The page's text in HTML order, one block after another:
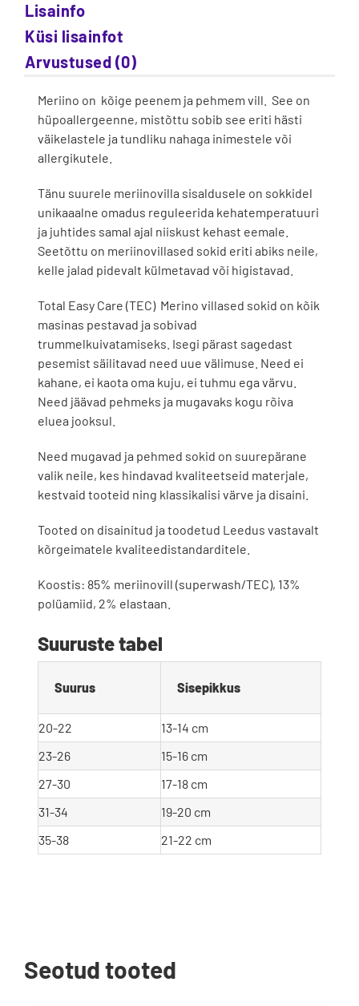
Lisainfo
Küsi lisainfot
Arvustused (0)
Meriino on kõige peenem ja pehmem vill. See on
hüpoallergeenne, mistõttu sobib see eriti hästi
väikelastele ja tundliku nahaga inimestele või
allergikutele.
Tänu suurele meriinovilla sisaldusele on sokkidel
unikaaalne omadus reguleerida kehatemperatuuri
ja juhtides samal ajal niiskust kehast eemale.
Seetõttu on meriinovillased sokid eriti abiks neile,
kelle jalad pidevalt külmetavad või higistavad.
Total Easy Care (TEC) Merino villased sokid on kõik
masinas pestavad ja sobivad
trummelkuivatamiseks. Isegi pärast sagedast
pesemist säilitavad need uue välimuse. Need ei
kahane, ei kaota oma kuju, ei tuhmu ega värvu.
Need jäävad pehmeks ja mugavaks kogu rõiva
eluea jooksul.
Need mugavad ja pehmed sokid on suurepärane
valik neile, kes hindavad kvaliteetseid materjale,
kestvaid tooteid ning klassikalisi värve ja disaini.
Tooted on disainitud ja toodetud Leedus vastavalt
kõrgeimatele kvaliteedistandarditele.
Koostis: 85% meriinovill (superwash/TEC), 13%
polüamiid, 2% elastaan.
Suuruste tabel
Suurus Sisepikkus
20-22
13-14 cm
23-26
15-16 cm
27-30
17-18 cm
31-34
19-20 cm
35-38
21-22 cm
Seotud tooted